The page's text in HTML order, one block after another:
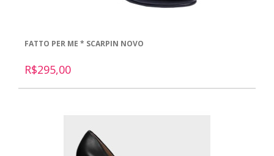
FATTO PER ME * SCARPIN NOVO
R$295,00